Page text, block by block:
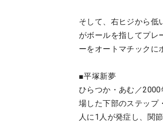
そして、右ヒジから低
がボールを指してプレ
ーをオートマチックに
■平塚新夢
ひらつか・あむ／
場した下部のステップ
人に1人が発症し、関